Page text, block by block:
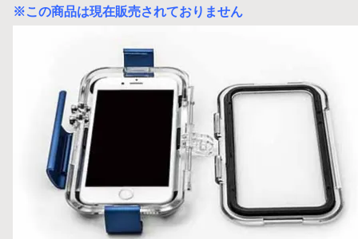
※この商品は現在販売されておりません